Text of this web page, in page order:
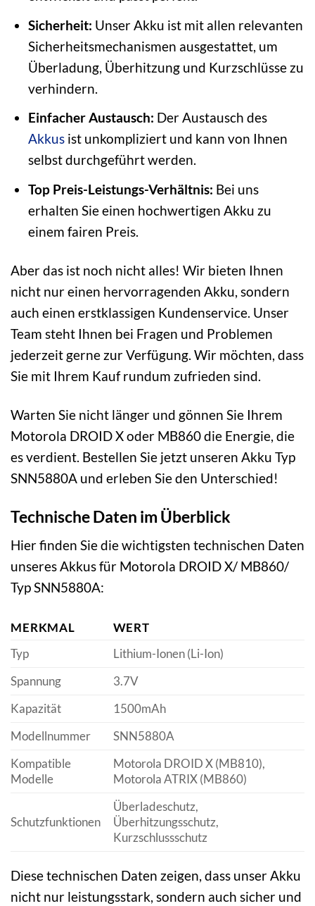
Sicherheit: Unser Akku ist mit allen relevanten
Sicherheitsmechanismen ausgestattet, um
Überladung, Überhitzung und Kurzschlüsse zu
verhindern.
Einfacher Austausch: Der Austausch des
Akkusist unkompliziert und kann von Ihnen
selbst durchgeführt werden.
Top Preis-Leistungs-Verhältnis: Bei uns
erhalten Sie einen hochwertigen Akku zu
einem fairen Preis.
Aber das ist noch nicht alles! Wir bieten Ihnen
nicht nur einen hervorragenden Akku, sondern
auch einen erstklassigen Kundenservice. Unser
Team steht Ihnen bei Fragen und Problemen
jederzeit gerne zur Verfügung. Wir möchten, dass
Sie mit Ihrem Kauf rundum zufrieden sind.
Warten Sie nicht länger und gönnen Sie Ihrem
Motorola DROID X oder MB860 die Energie, die
es verdient. Bestellen Sie jetzt unseren Akku Typ
SNN5880A und erleben Sie den Unterschied!
Technische Daten im Überblick
Hier finden Sie die wichtigsten technischen Daten
unseres Akkus für Motorola DROID X/ MB860/
Typ SNN5880A:
MERKMAL
WERT
Typ
Lithium-Ionen (Li-Ion)
Spannung
3.7V
Kapazität
1500mAh
Modellnummer
SNN5880A
Kompatible
Modelle
Motorola DROID X (MB810),
Motorola ATRIX (MB860)
Schutzfunktionen
Überladeschutz,
Überhitzungsschutz,
Kurzschlussschutz
Diese technischen Daten zeigen, dass unser Akku
nicht nur leistungsstark, sondern auch sicher und